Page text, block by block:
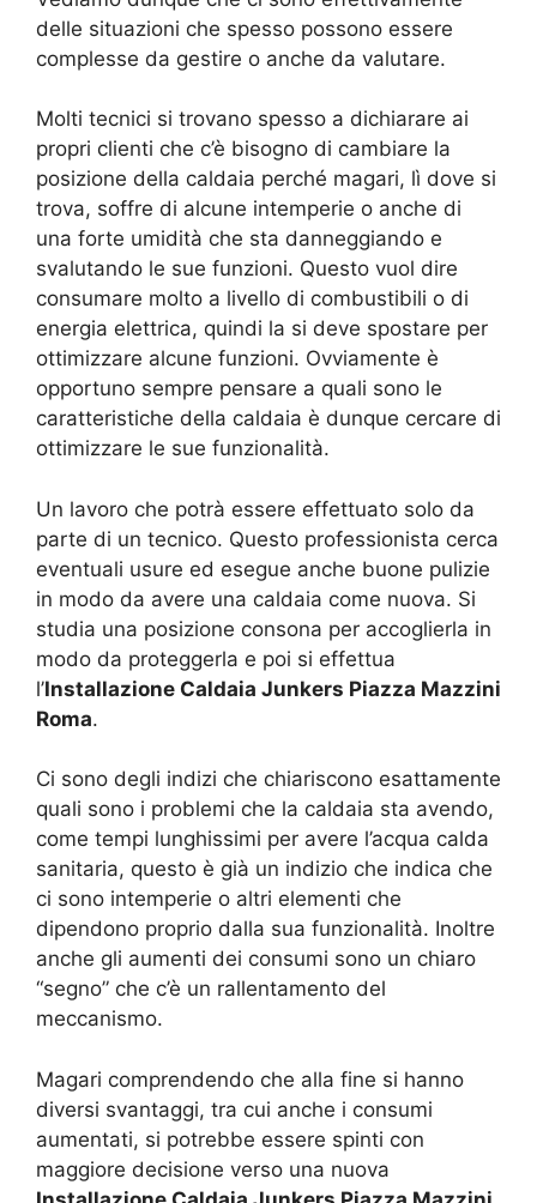
delle situazioni che spesso possono essere
complesse da gestire o anche da valutare.
Molti tecnici si trovano spesso a dichiarare ai
propri clienti che c’è bisogno di cambiare la
posizione della caldaia perché magari, lì dove si
trova, soffre di alcune intemperie o anche di
una forte umidità che sta danneggiando e
svalutando le sue funzioni. Questo vuol dire
consumare molto a livello di combustibili o di
energia elettrica, quindi la si deve spostare per
ottimizzare alcune funzioni. Ovviamente è
opportuno sempre pensare a quali sono le
caratteristiche della caldaia è dunque cercare di
ottimizzare le sue funzionalità.
Un lavoro che potrà essere effettuato solo da
parte di un tecnico. Questo professionista cerca
eventuali usure ed esegue anche buone pulizie
in modo da avere una caldaia come nuova. Si
studia una posizione consona per accoglierla in
modo da proteggerla e poi si effettua
l’Installazione Caldaia Junkers Piazza Mazzini
Roma.
Ci sono degli indizi che chiariscono esattamente
quali sono i problemi che la caldaia sta avendo,
come tempi lunghissimi per avere l’acqua calda
sanitaria, questo è già un indizio che indica che
ci sono intemperie o altri elementi che
dipendono proprio dalla sua funzionalità. Inoltre
anche gli aumenti dei consumi sono un chiaro
“segno” che c’è un rallentamento del
meccanismo.
Magari comprendendo che alla fine si hanno
diversi svantaggi, tra cui anche i consumi
aumentati, si potrebbe essere spinti con
maggiore decisione verso una nuova